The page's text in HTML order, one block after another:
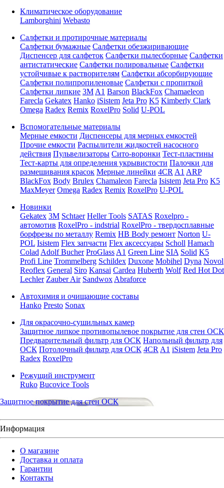
Климатическое оборудование
Lamborghini Webasto
Салфетки и протирочные материалы
Салфетки бумажные Салфетки обезжиривающие
Диспенсер для салфеток Салфетки пылесборные Салфетки
антистатические Салфетки полировальные Салфетки
устойчивые к растворителям Салфетки абсорбирующие
Салфетки полипропиленовые Салфетки с пропиткой
Салфетки липкие 3M A1 Barson BlackFox Chamaeleon
Farecla Gekatex Hanko iSistem Jeta Pro K5 Kimberly Clark
Omega Radex Remix RoxelPro Solid U-POL
Вспомогательные материалы
Мерные емкости Диспенсеры для мерных емкостей
Прочие емкости Распылители жидкостей насосного
действия Пульвелизаторы Сито-воронки Тест-пластины
Тест-карты для определения укрывистости Палочки для
размешивания красок Мерные линейки 4CR A1 ARP
BlackFox Body Brulex Chamaleon Farecla Isistem Jeta Pro K5
MaxMeyer Omega Radex Remix RoxelPro U-POL
Новинки
Gekatex 3M Schtaer Heller Tools SATAS Roxelpro -
автомотив RoxelPro - indstrial RoxelPro - твердосплавные
борфрезы по металлу Remix HB Body ремонт Norton U-
POL Isistem Flex запчасти Flex аксессуары Scholl Hamach
Colad Adolf Bucher ProGlass A1 Green Line SIA Solid K5
Profi Line Trommelberg Schildex Duxone Mobihel Dyna Novol
Reoflex General Siro Kansai Cardea Huberth Wolf Red Hot Dot
Lechler Zauber Air Sandwox Abraforce
Автохимия и очищающие составы
Hanko Presto Sonax
Для окрасочно-сушильных камер
Защитное липкое противопылевое покрытие для стен ОСК
Предварительный фильтр для ОСК Напольный фильтр для
ОСК Потолочный фильтр для ОСК 4CR A1 iSistem Jeta Pro
Radex RoxelPro
Режущий инструмент
Ruko Bucovice Tools
Защитное покрытие для стен ОСК
Информация
О магазине
Доставка и оплата
Гарантии
Контакты